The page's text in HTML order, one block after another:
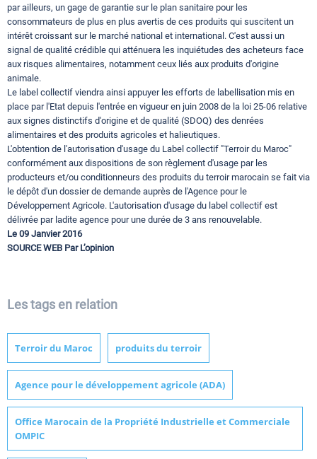
par ailleurs, un gage de garantie sur le plan sanitaire pour les
consommateurs de plus en plus avertis de ces produits qui suscitent un
intérêt croissant sur le marché national et international. C'est aussi un
signal de qualité crédible qui atténuera les inquiétudes des acheteurs face
aux risques alimentaires, notamment ceux liés aux produits d'origine
animale.
Le label collectif viendra ainsi appuyer les efforts de labellisation mis en
place par l'Etat depuis l'entrée en vigueur en juin 2008 de la loi 25-06 relative
aux signes distinctifs d'origine et de qualité (SDOQ) des denrées
alimentaires et des produits agricoles et halieutiques.
L'obtention de l'autorisation d'usage du Label collectif "Terroir du Maroc"
conformément aux dispositions de son règlement d'usage par les
producteurs et/ou conditionneurs des produits du terroir marocain se fait via
le dépôt d'un dossier de demande auprès de l'Agence pour le
Développement Agricole. L'autorisation d'usage du label collectif est
délivrée par ladite agence pour une durée de 3 ans renouvelable.
Le 09 Janvier 2016
SOURCE WEB Par L’opinion
Les tags en relation
Terroir du Maroc produits du terroir
Agence pour le développement agricole (ADA)
Office Marocain de la Propriété Industrielle et Commerciale
OMPIC